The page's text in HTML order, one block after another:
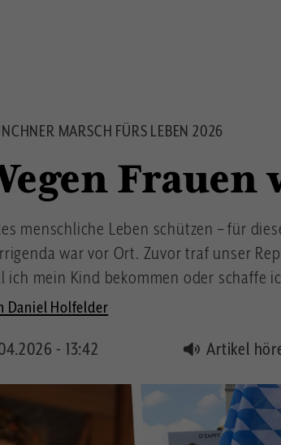
MARSCH FÜRS LEBEN 2026
Frauen
menschliche Leben schützen – für
war vor Ort. Zuvor traf unser
ich mein Kind bekommen oder schaffe
Daniel Holfelder
- 13:42 Artikel